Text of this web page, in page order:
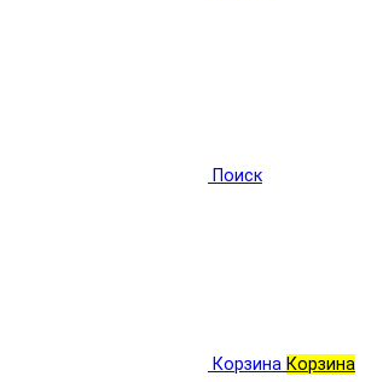
Поиск
Корзина Корзина